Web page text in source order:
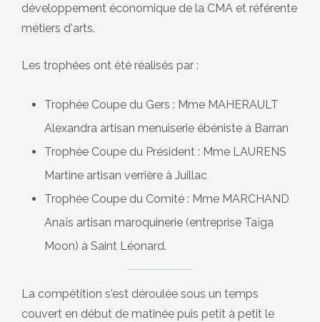
développement économique de la CMA et référente
métiers d'arts.
Les trophées ont été réalisés par :
Trophée Coupe du Gers : Mme MAHERAULT
Alexandra artisan menuiserie ébéniste à Barran
Trophée Coupe du Président : Mme LAURENS
Martine artisan verrière à Juillac
Trophée Coupe du Comité : Mme MARCHAND
Anaïs artisan maroquinerie (entreprise Taïga
Moon) à Saint Léonard.
La compétition s'est déroulée sous un temps
couvert en début de matinée puis petit à petit le